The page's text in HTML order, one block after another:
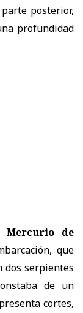
posterior,
profundidad
Mercurio de
que
dos serpientes
de un
cortes,